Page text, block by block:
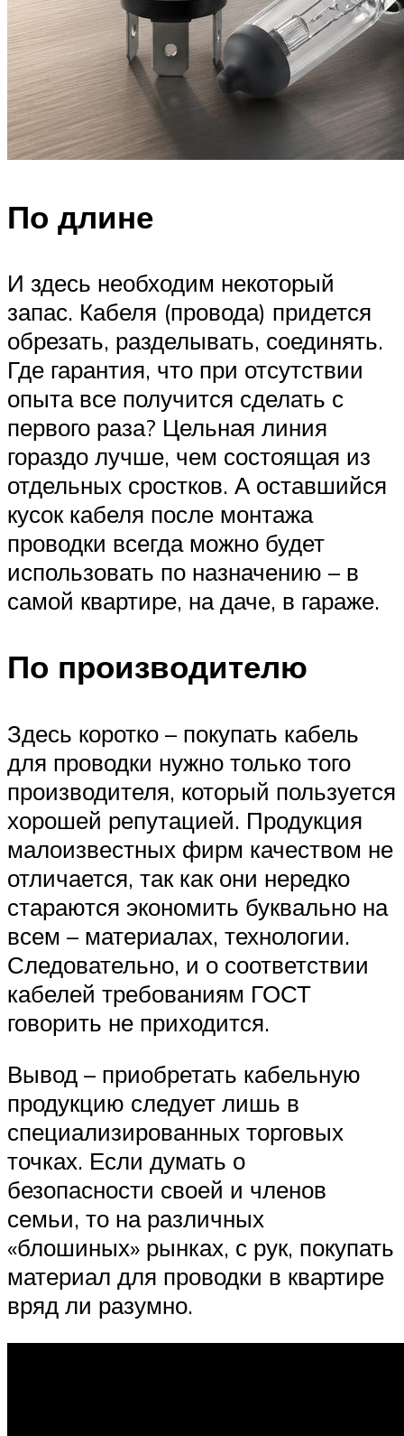
По длине
И здесь необходим некоторый
запас. Кабеля (провода) придется
обрезать, разделывать, соединять.
Где гарантия, что при отсутствии
опыта все получится сделать с
первого раза? Цельная линия
гораздо лучше, чем состоящая из
отдельных сростков. А оставшийся
кусок кабеля после монтажа
проводки всегда можно будет
использовать по назначению – в
самой квартире, на даче, в гараже.
По производителю
Здесь коротко – покупать кабель
для проводки нужно только того
производителя, который пользуется
хорошей репутацией. Продукция
малоизвестных фирм качеством не
отличается, так как они нередко
стараются экономить буквально на
всем – материалах, технологии.
Следовательно, и о соответствии
кабелей требованиям ГОСТ
говорить не приходится.
Вывод – приобретать кабельную
продукцию следует лишь в
специализированных торговых
точках. Если думать о
безопасности своей и членов
семьи, то на различных
«блошиных» рынках, с рук, покупать
материал для проводки в квартире
вряд ли разумно.